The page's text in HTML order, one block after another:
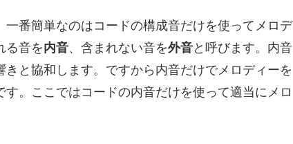
番簡単なのはコードの構成音だけを使ってメロデ
る音を内音、含まれない音を外音と呼びます。内音
と協和します。ですから内音だけでメロディーを
。ここではコードの内音だけを使って適当にメロ